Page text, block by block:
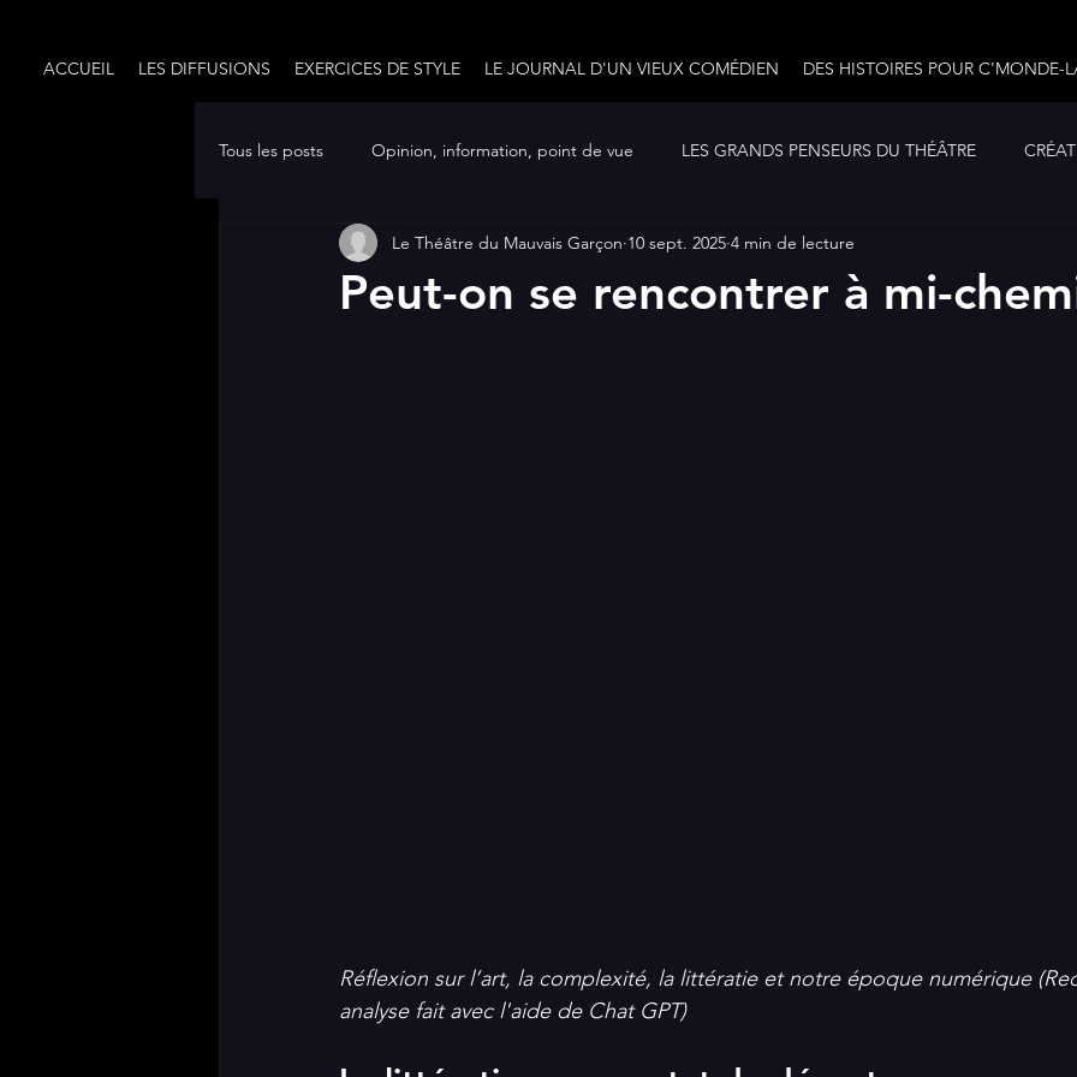
ACCUEIL LES DIFFUSIONS EXERCICES DE STYLE LE JOURNAL D'UN VIEUX COMÉDIEN DES HISTOIRES POUR C'MONDE-
Tous les posts Opinion, information, point de vue LES GRANDS PENSEURS DU THÉÂTRE
CRÉATION (texte de théâtre) 10 ouvrages à lire... LE JOURNAL D'UN VIEUX COMÉDIEN
Peut-on se rencontrer à mi-
Le Théâtre du Mauvais Garçon 10 sept. 2025 4 min de lecture
Réflexion sur l’art, la complexité, la littératie et notre époque numérique
analyse fait avec l'aide de Chat GPT)